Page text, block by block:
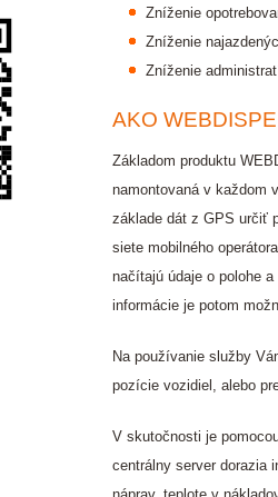
Zníženie
Zníženie
Zníženie
AKO
Základom produktu
namontovaná v každom
základe dát z GPS určiť
siete mobilného
načítajú údaje o polohe
informácie je potom
Na používanie služby
pozície vozidiel, alebo
V skutočnosti je
centrálny server dorazia